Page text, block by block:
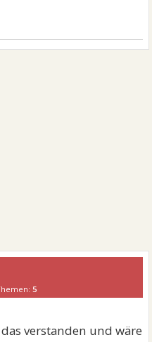
5
verstanden und wäre